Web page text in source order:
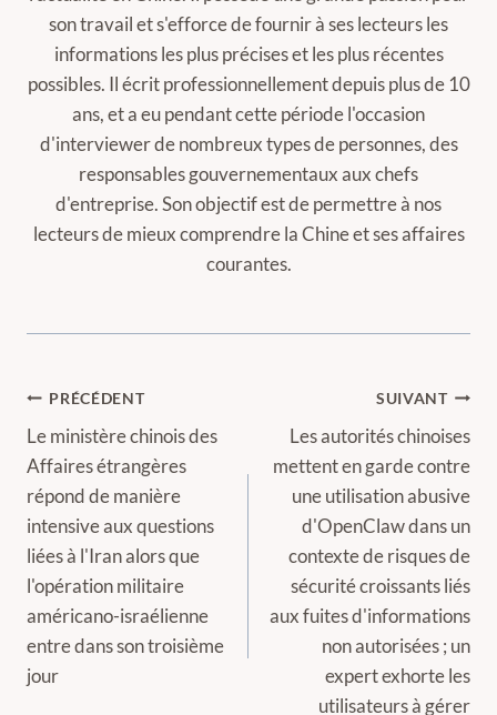
son travail et s'efforce de fournir à ses lecteurs les
informations les plus précises et les plus récentes
possibles. Il écrit professionnellement depuis plus de 10
ans, et a eu pendant cette période l'occasion
d'interviewer de nombreux types de personnes, des
responsables gouvernementaux aux chefs
d'entreprise. Son objectif est de permettre à nos
lecteurs de mieux comprendre la Chine et ses affaires
courantes.
Navigation
de
l’article
PRÉCÉDENT
Le ministère chinois des
Affaires étrangères
répond de manière
intensive aux questions
liées à l'Iran alors que
l'opération militaire
américano-israélienne
entre dans son troisième
jour
SUIVANT
Les autorités chinoises
mettent en garde contre
une utilisation abusive
d'OpenClaw dans un
contexte de risques de
sécurité croissants liés
aux fuites d'informations
non autorisées ; un
expert exhorte les
utilisateurs à gérer